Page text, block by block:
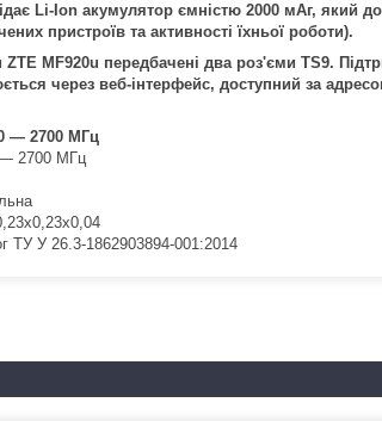
Li-Ion акумулятор ємністю 2000 мАг, який
пристроїв та активності їхньої роботи).
MF920u передбачені два роз'єми TS9.
через веб-інтерфейс, доступний за
— 2700 МГц
— 2700 МГц
ТУ У 26.3-1862903894-001:2014